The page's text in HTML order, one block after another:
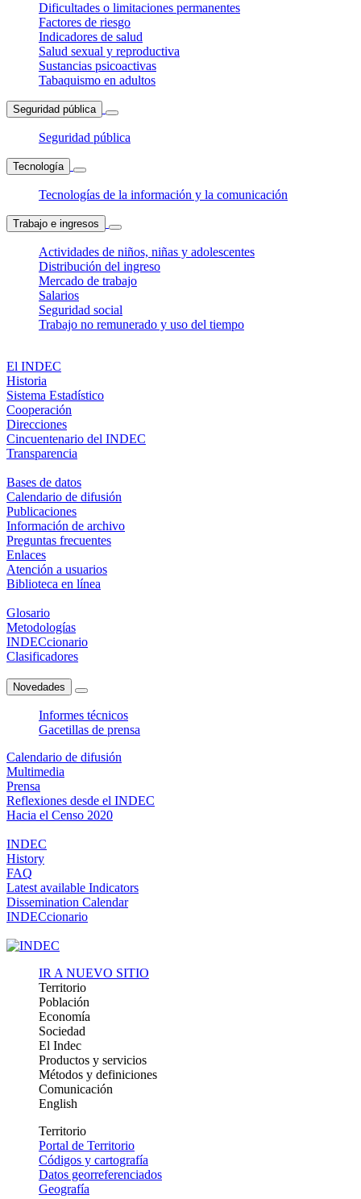
Dificultades o limitaciones permanentes
Factores de riesgo
Indicadores de salud
Salud sexual y reproductiva
Sustancias psicoactivas
Tabaquismo en adultos
Seguridad pública
Seguridad pública
Tecnología
Tecnologías de la información y la comunicación
Trabajo e ingresos
Actividades de niños, niñas y adolescentes
Distribución del ingreso
Mercado de trabajo
Salarios
Seguridad social
Trabajo no remunerado y uso del tiempo
El INDEC
Historia
Sistema Estadístico
Cooperación
Direcciones
Cincuentenario del INDEC
Transparencia
Bases de datos
Calendario de difusión
Publicaciones
Información de archivo
Preguntas frecuentes
Enlaces
Atención a usuarios
Biblioteca en línea
Glosario
Metodologías
INDECcionario
Clasificadores
Novedades
Informes técnicos
Gacetillas de prensa
Calendario de difusión
Multimedia
Prensa
Reflexiones desde el INDEC
Hacia el Censo 2020
INDEC
History
FAQ
Latest available Indicators
Dissemination Calendar
INDECcionario
IR A NUEVO SITIO
Territorio
Población
Economía
Sociedad
El Indec
Productos y servicios
Métodos y definiciones
Comunicación
English
Territorio
Portal de Territorio
Códigos y cartografía
Datos georreferenciados
Geografía